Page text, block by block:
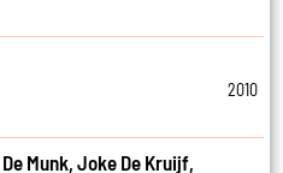
2010
Munk, Joke De Kruijf,